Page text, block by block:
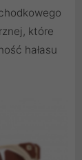
które
hałasu